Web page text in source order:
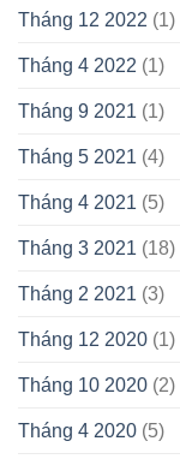
Tháng 12 2022 (1)
Tháng 4 2022 (1)
Tháng 9 2021 (1)
Tháng 5 2021 (4)
Tháng 4 2021 (5)
Tháng 3 2021 (18)
Tháng 2 2021 (3)
Tháng 12 2020 (1)
Tháng 10 2020 (2)
Tháng 4 2020 (5)